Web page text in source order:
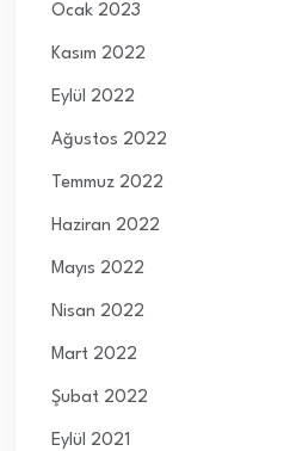
Ocak 2023
Kasım 2022
Eylül 2022
Ağustos 2022
Temmuz 2022
Haziran 2022
Mayıs 2022
Nisan 2022
Mart 2022
Şubat 2022
Eylül 2021